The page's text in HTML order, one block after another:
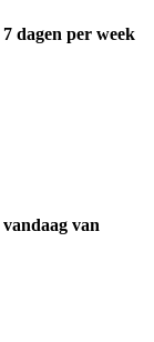
7 dagen per week
vandaag van